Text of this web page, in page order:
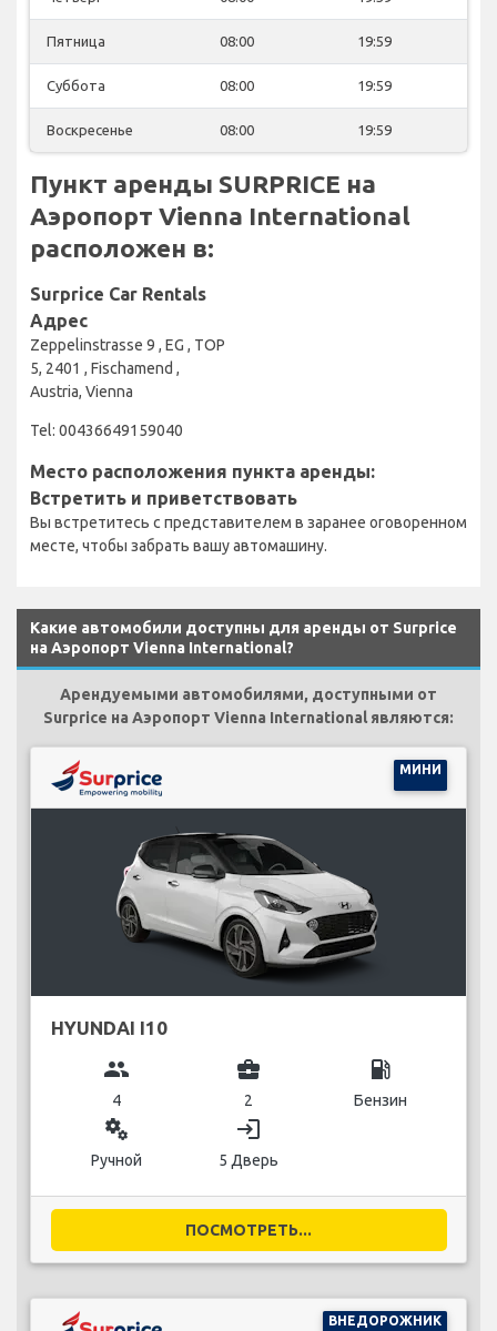
Пятница 08:00 19:59
Суббота 08:00 19:59
Воскресенье 08:00 19:59
Пункт аренды SURPRICE на
Аэропорт Vienna International
расположен в:
Surprice Car Rentals
Адрес
Zeppelinstrasse 9 , EG , TOP
5, 2401 , Fischamend ,
Austria, Vienna
Tel: 00436649159040
Место расположения пункта аренды:
Встретить и приветствовать
Вы встретитесь с представителем в заранее оговоренном
месте, чтобы забрать вашу автомашину.
Какие автомобили доступны для аренды от Surprice
на Аэропорт Vienna International?
Арендуемыми автомобилями, доступными от
Surprice на Аэропорт Vienna International являются:
МИНИ
HYUNDAI I10
group
4
business_center
2
local_gas_station
Бензин
miscellaneous_services
Ручной
login
5 Дверь
ПОСМОТРЕТЬ...
ВНЕДОРОЖНИК